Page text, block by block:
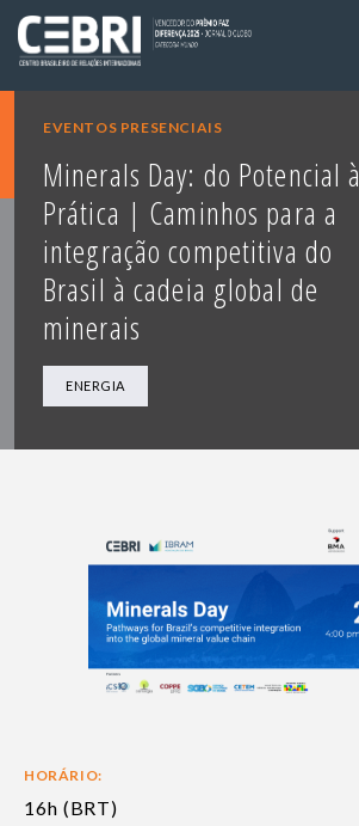
EVENTOS PRESENCIAIS
Minerals Day: do Potencial à
Prática | Caminhos para a
integração competitiva do
Brasil à cadeia global de
minerais
ENERGIA
HORÁRIO:
16h (BRT)